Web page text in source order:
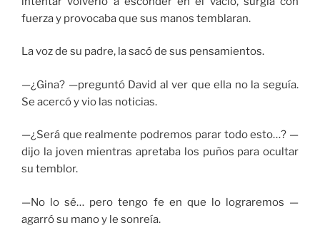
fuerza y provocaba que sus manos temblaran.
La voz de su padre, la sacó de sus pensamientos.
—¿Gina? —preguntó David al ver que ella no la seguía.
Se acercó y vio las noticias.
—¿Será que realmente podremos parar todo esto…? —
dijo la joven mientras apretaba los puños para ocultar
su temblor.
—No lo sé… pero tengo fe en que lo lograremos —
agarró su mano y le sonreía.